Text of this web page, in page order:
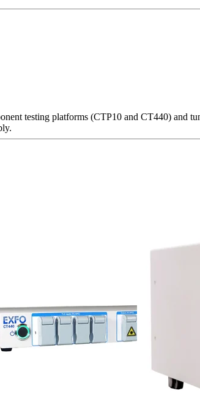
testing platforms (CTP10 and CT440) and